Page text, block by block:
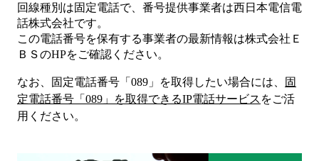
回線種別は固定電話で、番号提供事業者は西日本電信電
話株式会社です。
この電話番号を保有する事業者の最新情報は株式会社Ｅ
ＢＳのHPをご確認ください。
なお、固定電話番号「 089 」を取得したい場合には、
固
定電話番号「 089 」を取得できるIP電話サービス をご活
用ください。